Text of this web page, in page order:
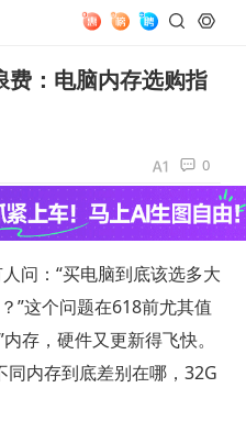
费：电脑内存选购指
0
问：“买电脑到底该选多大
”这个问题在618前尤其值
存，硬件又更新得飞快。
内存到底差别在哪，32G